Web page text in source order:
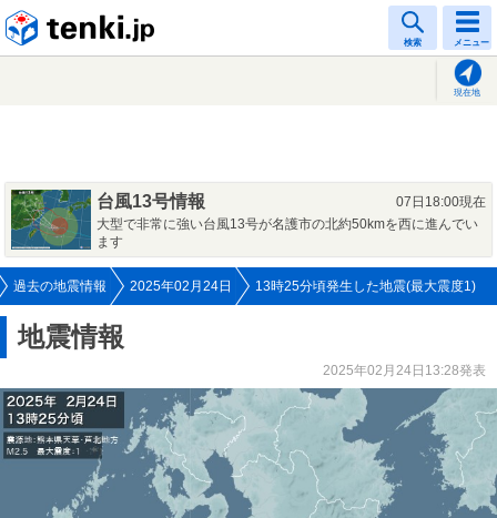
検索 メニュー
現在地
台風13号情報
07日18:00現在
大型で非常に強い台風13号が名護市の北約50kmを西に進んでい
ます
過去の地震情報 2025年02月24日 13時25分頃発生した地震(最大震度1)
地震情報
2025年02月24日13:28発表